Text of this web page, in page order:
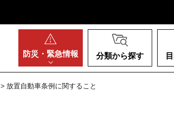
防災・ 緊急情報 分類から探す
> 放置自動車条例に関すること